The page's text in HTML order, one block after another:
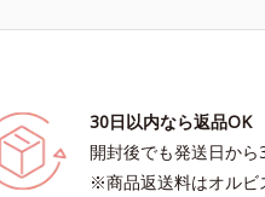
30日以内なら返品OK
開封後でも発送日か
※商品返送料はオルビ